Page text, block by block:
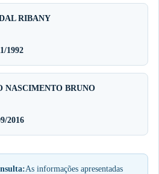
RIBANY
1992
NASCIMENTO BRUNO
2016
As informações apresentadas